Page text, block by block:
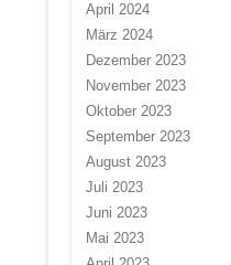
April 2024
März 2024
Dezember 2023
November 2023
Oktober 2023
September 2023
August 2023
Juli 2023
Juni 2023
Mai 2023